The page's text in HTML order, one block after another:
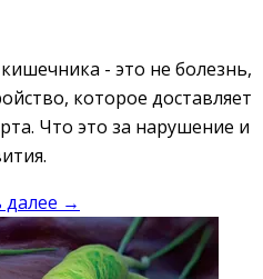
- это не болезнь,
которое доставляет
Что это за нарушение и
далее →